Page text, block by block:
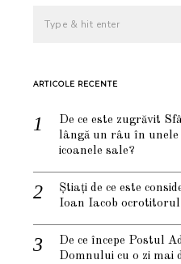
ARTICOLE RECENTE
De ce este zugrăvit
lângă un râu în unele
icoanele sale?
Știați de ce este
Ioan Iacob
De ce începe Postul
Domnului cu o zi mai